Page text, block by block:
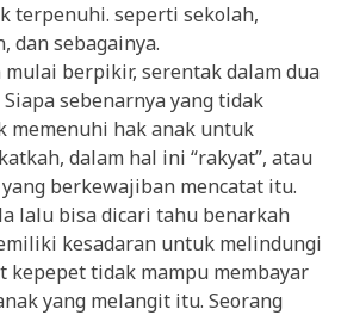
terpenuhi. seperti sekolah,
dan sebagainya.
berpikir, serentak dalam dua
sebenarnya yang tidak
memenuhi hak anak untuk
dalam hal ini “rakyat”, atau
berkewajiban mencatat itu.
lalu bisa dicari tahu benarkah
kesadaran untuk melindungi
kepepet tidak mampu membayar
yang melangit itu. Seorang